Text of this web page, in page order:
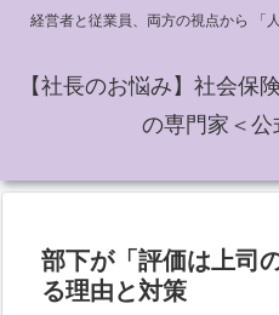
経営者と従業員、両方の視点から 「
【社長のお悩み】社会保
の専門家＜公
部下が「評価は上司
る理由と対策